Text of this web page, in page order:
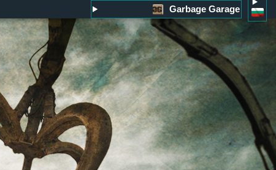
Garbage Garage